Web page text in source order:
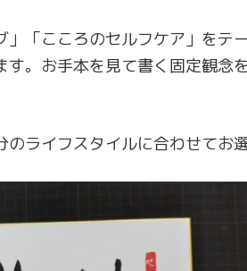
「こころのセルフケア」をテ
。お手本を見て書く固定観念
ライフスタイルに合わせてお選